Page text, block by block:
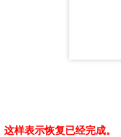
这样表示恢复已经完成。